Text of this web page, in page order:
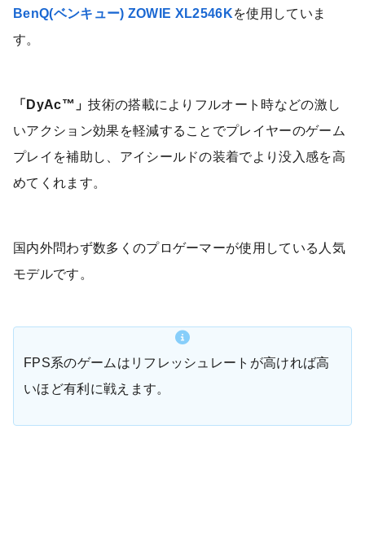
BenQ(ベンキュー) ZOWIE XL2546Kを使用していま
す。
「DyAc™」技術の搭載によりフルオート時などの激し
いアクション効果を軽減することでプレイヤーのゲーム
プレイを補助し、アイシールドの装着でより没入感を高
めてくれます。
国内外問わず数多くのプロゲーマーが使用している人気
モデルです。
FPS系のゲームはリフレッシュレートが高ければ高
いほど有利に戦えます。